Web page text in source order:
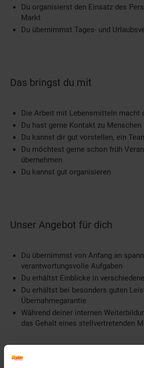
Du organisierst den Einsatz des
Markt
Du übernimmst Tages- und
Das bringst du mit
Die Arbeit mit Lebensmitteln macht
Du hast gerne Kontakt zu Menschen
Du kannst dir gut vorstellen, ein
Du möchtest gerne schon früh
übernehmen
Du kannst gut organisieren
Unser Angebot für dich
Du übernimmst von Anfang an
verantwortungsvolle Aufgaben
Du erhältst Einblicke in
Du erhältst bei besonders guten
Übernahmegarantie
Während deiner internen
das Gehalt eines stellvertretenden